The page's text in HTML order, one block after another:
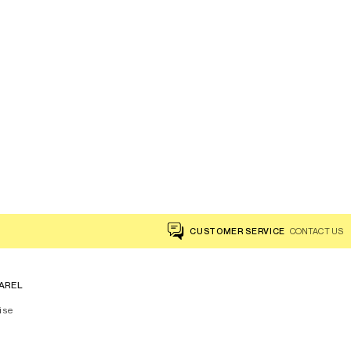
CUSTOMER SERVICE CONTACT US